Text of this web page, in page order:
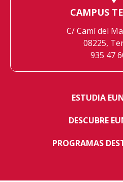
ESTUDIA
DESCUBRE
PROGRAMAS
CAMPUS
C/ Camí del
08225,
935 47